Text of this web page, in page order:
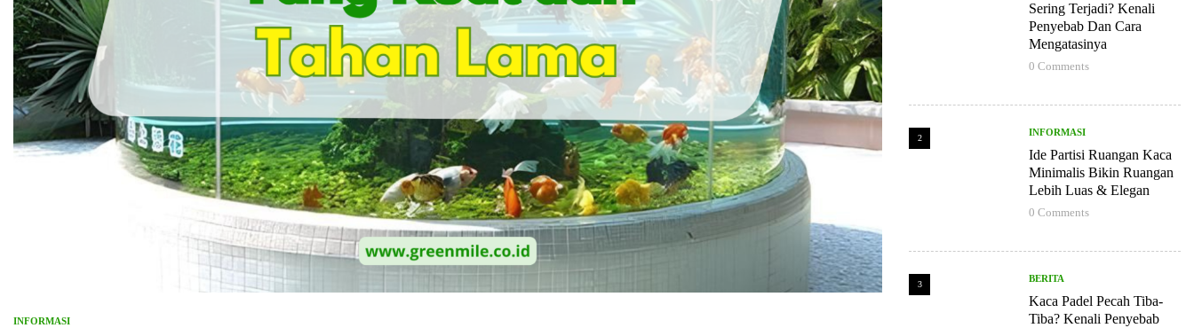
INFORMASI
Sering Terjadi? Kenali
Penyebab Dan Cara
Mengatasinya
0 Comments
2
INFORMASI
Ide Partisi Ruangan Kaca
Minimalis Bikin Ruangan
Lebih Luas & Elegan
0 Comments
3
BERITA
Kaca Padel Pecah Tiba-
Tiba? Kenali Penyebab